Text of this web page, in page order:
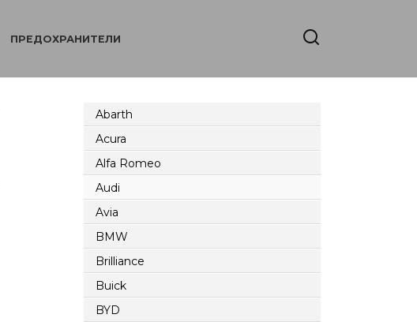
ПРЕДОХРАНИТЕЛИ
Abarth
Acura
Alfa Romeo
Audi
Avia
BMW
Brilliance
Buick
BYD